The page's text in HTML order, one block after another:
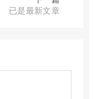
已是最新文章